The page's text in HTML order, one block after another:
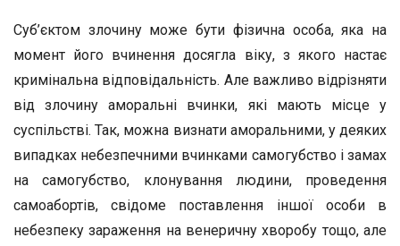
Суб’єктом злочину може бути фізична особа, яка на
момент його вчинення досягла віку, з якого настає
кримінальна відповідальність. Але важливо відрізняти
від злочину аморальні вчинки, які мають місце у
суспільстві. Так, можна визнати аморальними, у деяких
випадках небезпечними вчинками самогубство і замах
на самогубство, клонування людини, проведення
самоабортів, свідоме поставлення іншої особи в
небезпеку зараження на венеричну хворобу тощо, але